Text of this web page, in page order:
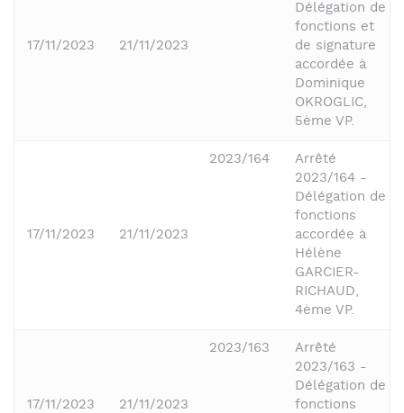
17/11/2023 21/11/2023
Délégation de
fonctions et
de signature
accordée à
Dominique
OKROGLIC,
5ème VP.
17/11/2023 21/11/2023
2023/164
Arrêté
2023/164 -
Délégation de
fonctions
accordée à
Hélène
GARCIER-
RICHAUD,
4ème VP.
17/11/2023 21/11/2023
2023/163
Arrêté
2023/163 -
Délégation de
fonctions